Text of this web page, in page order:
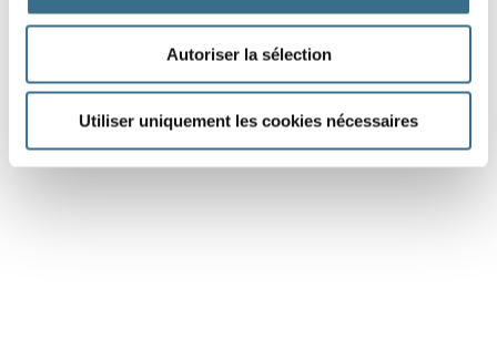
Autoriser la sélection
Utiliser uniquement les cookies nécessaires